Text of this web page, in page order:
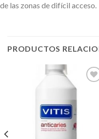
de las zonas de difícil acceso.
PRODUCTOS